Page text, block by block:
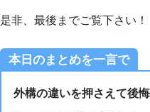
是非、最後までご覧下さい！
本日のまとめを一言で
外構の違いを押さえて後